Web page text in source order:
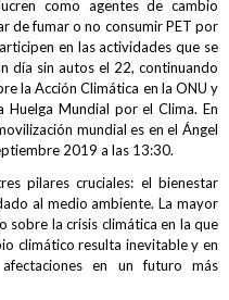
como agentes de cambio
de fumar o no consumir PET por
en las actividades que se
día sin autos el 22, continuando
la Acción Climática en la ONU y
Mundial por el Clima. En
mundial es en el Ángel
2019 a las 13:30.
pilares cruciales: el bienestar
al medio ambiente. La mayor
sobre la crisis climática en la que
climático resulta inevitable y en
afectaciones en un futuro más